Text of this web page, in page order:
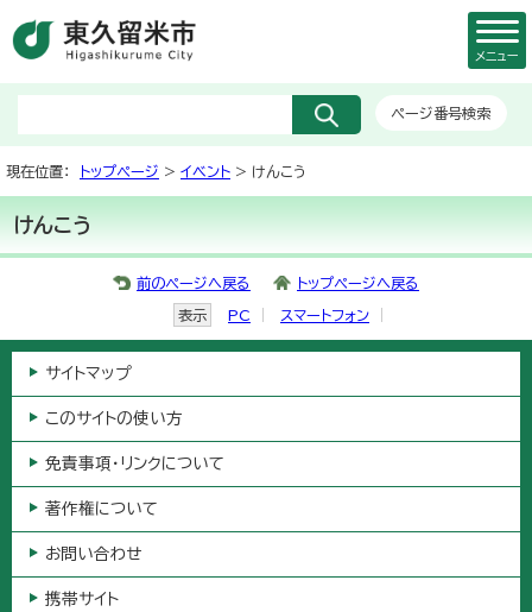
ページ番号検索
メニュー
現在位置： トップページ > イベント > けんこう
けんこう
前のページへ戻る トップページへ戻る
表示 PC スマートフォン
サイトマップ
このサイトの使い方
免責事項・リンクについて
著作権について
お問い合わせ
携帯サイト